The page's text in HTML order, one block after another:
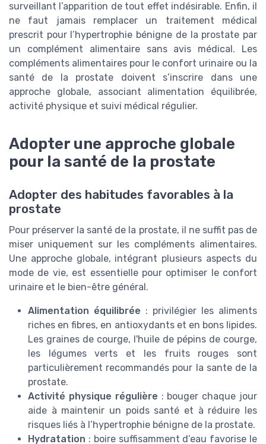
surveillant l’apparition de tout effet indésirable. Enfin, il
ne faut jamais remplacer un traitement médical
prescrit pour l’hypertrophie bénigne de la prostate par
un complément alimentaire sans avis médical. Les
compléments alimentaires pour le confort urinaire ou la
santé de la prostate doivent s’inscrire dans une
approche globale, associant alimentation équilibrée,
activité physique et suivi médical régulier.
Adopter une approche globale
pour la santé de la prostate
Adopter des habitudes favorables à la
prostate
Pour préserver la santé de la prostate, il ne suffit pas de
miser uniquement sur les compléments alimentaires.
Une approche globale, intégrant plusieurs aspects du
mode de vie, est essentielle pour optimiser le confort
urinaire et le bien-être général.
Alimentation équilibrée : privilégier les aliments
riches en fibres, en antioxydants et en bons lipides.
Les graines de courge, l'huile de pépins de courge,
les légumes verts et les fruits rouges sont
particulièrement recommandés pour la sante de la
prostate.
Activité physique régulière : bouger chaque jour
aide à maintenir un poids santé et à réduire les
risques liés à l’hypertrophie bénigne de la prostate.
Hydratation : boire suffisamment d’eau favorise le